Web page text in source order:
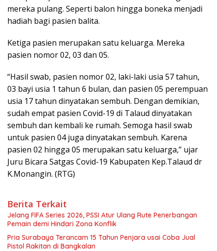
mereka pulang. Seperti balon hingga boneka menjadi
hadiah bagi pasien balita.
Ketiga pasien merupakan satu keluarga. Mereka
pasien nomor 02, 03 dan 05.
“Hasil swab, pasien nomor 02, laki-laki usia 57 tahun,
03 bayi usia 1 tahun 6 bulan, dan pasien 05 perempuan
usia 17 tahun dinyatakan sembuh. Dengan demikian,
sudah empat pasien Covid-19 di Talaud dinyatakan
sembuh dan kembali ke rumah. Semoga hasil swab
untuk pasien 04 juga dinyatakan sembuh. Karena
pasien 02 hingga 05 merupakan satu keluarga,” ujar
Juru Bicara Satgas Covid-19 Kabupaten Kep.Talaud dr
K.Monangin. (RTG)
Berita Terkait
Jelang FIFA Series 2026, PSSI Atur Ulang Rute Penerbangan
Pemain demi Hindari Zona Konflik
Pria Surabaya Terancam 15 Tahun Penjara usai Coba Jual
Pistol Rakitan di Bangkalan